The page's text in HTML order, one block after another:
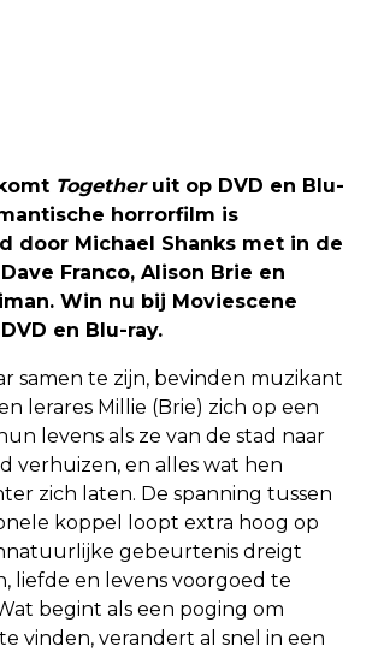
Togetheruit op DVD en Blu-
horrorfilm is
door Michael Shanks met in de
Franco, Alison Brie en
Win nu bij Moviescene
en Blu-ray.
samen te zijn, bevinden muzikant
lerares Millie (Brie) zich op een
levens als ze van de stad naar
verhuizen, en alles wat hen
zich laten. De spanning tussen
koppel loopt extra hoog op
gebeurtenis dreigt
liefde en levens voorgoed te
begint als een poging om
vinden, verandert al snel in een